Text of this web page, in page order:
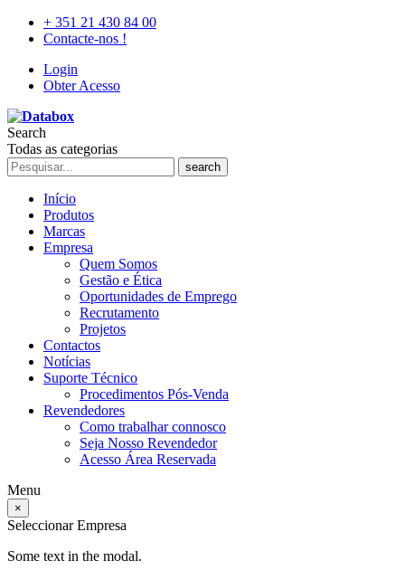
+ 351 21 430 84 00
Contacte-nos !
Login
Obter Acesso
Search
Todas as categorias
search
Início
Produtos
Marcas
Empresa
Quem Somos
Gestão e Ética
Oportunidades de Emprego
Recrutamento
Projetos
Contactos
Notícias
Suporte Técnico
Procedimentos Pós-Venda
Revendedores
Como trabalhar connosco
Seja Nosso Revendedor
Acesso Área Reservada
Menu
×
Seleccionar Empresa
Some text in the modal.